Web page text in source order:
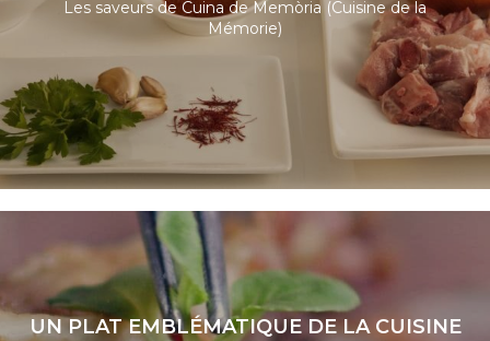
Les saveurs de Cuina de Memòria (Cuisine de la
Mémorie)
LIRE LA SUITE
UN PLAT EMBLÉMATIQUE DE LA CUISINE